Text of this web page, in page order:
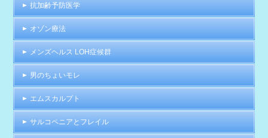
抗加齢予防医学
オゾン療法
メンズヘルス LOH症候群
男のちょいモレ
エムスカルプト
サルコペニアとフレイル